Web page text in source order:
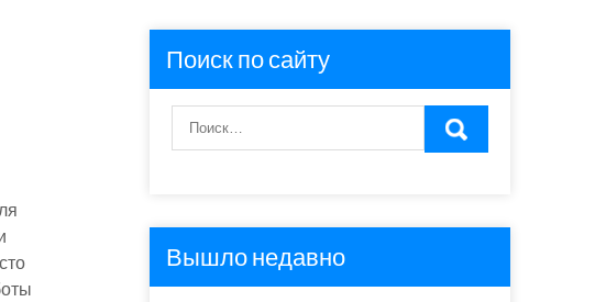
Поиск по сайту
Вышло недавно